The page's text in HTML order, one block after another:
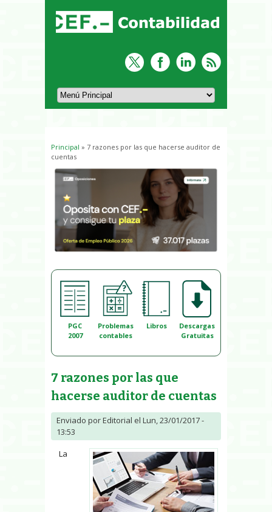
Usted está aquí
Principal » 7 razones por las que hacerse auditor de
cuentas
PGC
2007
Problemas
contables
Libros
Descargas
Gratuitas
7 razones por las que
hacerse auditor de cuentas
Enviado porEditorial el Lun, 23/01/2017 -
13:53
La